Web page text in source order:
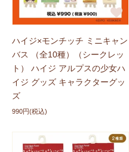
ハイジ×モンチッチ ミニキャン
バス （全10種）（シークレッ
ト） ハイジ アルプスの少女ハ
イジ グッズ キャラクターグッ
ズ
990円(税込)